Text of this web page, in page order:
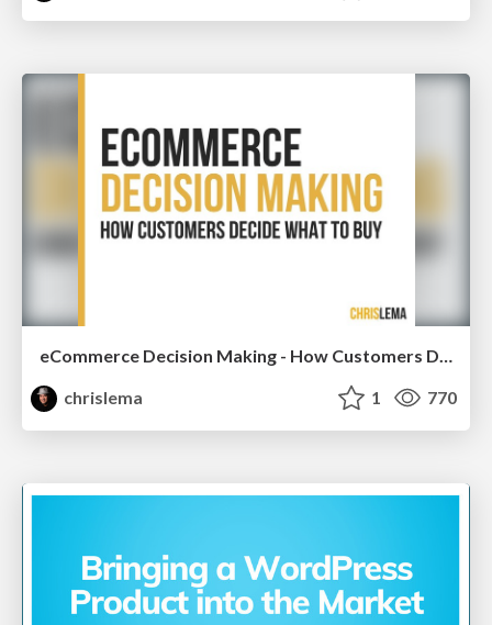
eCommerce Decision Making - How Customers Decide What To Buy
chrislema
1 770